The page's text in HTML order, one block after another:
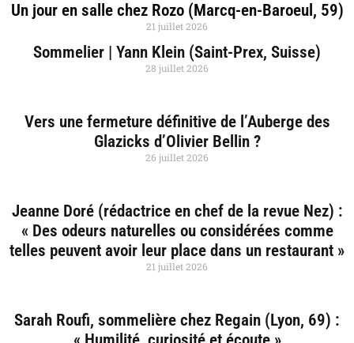
Un jour en salle chez Rozo (Marcq-en-Baroeul, 59)
21 juillet 2026
Sommelier | Yann Klein (Saint-Prex, Suisse)
28 juillet 2026
Vers une fermeture définitive de l’Auberge des
Glazicks d’Olivier Bellin ?
26 juillet 2026
Jeanne Doré (rédactrice en chef de la revue Nez) :
« Des odeurs naturelles ou considérées comme
telles peuvent avoir leur place dans un restaurant »
21 juillet 2026
Sarah Roufi, sommelière chez Regain (Lyon, 69) :